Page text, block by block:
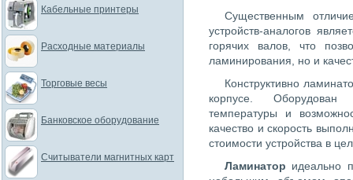
Существенным
устройств-аналогов
горячих валов, что
ламинирования, но и
Конструктивно
корпусе. Оборудован
температуры и
качество и скорость
стоимости устройства в
Ламинатор идеально
Кабельные принтеры
Расходные материалы
Торговые весы
Банковское оборудование
Считыватели магнитных карт